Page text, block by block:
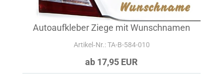
Autoaufkleber Ziege mit Wunschnamen
Artikel‑Nr.: TA-B-584-010
ab 17,95 EUR